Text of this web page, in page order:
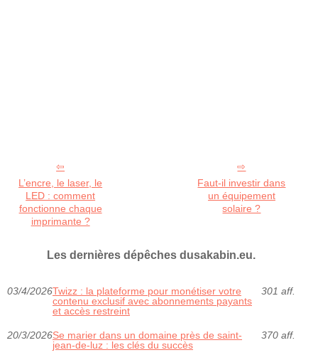
L’encre, le laser, le
LED : comment
fonctionne chaque
imprimante ?
Faut-il investir dans
un équipement
solaire ?
Les dernières dépêches dusakabin.eu.
03/4/2026Twizz : la plateforme pour monétiser votre
contenu exclusif avec abonnements payants
et accès restreint
301 aff.
20/3/2026Se marier dans un domaine près de saint-
jean-de-luz : les clés du succès
370 aff.